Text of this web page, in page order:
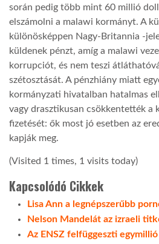
során pedig több mint 60 millió
elszámolni a malawi kormányt. A
különösképpen Nagy-Britannia -
küldenek pénzt, amíg a malawi
korrupciót, és nem teszi
szétosztását. A pénzhiány miatt
kormányzati hivatalban hatalmas
vagy drasztikusan csökkentették a
fizetését: ők most jó esetben az
kapják meg.
(Visited 1 times, 1 visits today)
Kapcsolódó Cikkek
Lisa Ann a legnépszerűbb
Nelson Mandelát az izraeli
Az ENSZ felfüggeszti